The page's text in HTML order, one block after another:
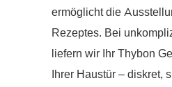
ermöglicht die
Rezeptes. Bei
liefern wir Ihr Thybon
Ihrer Haustür – diskret,